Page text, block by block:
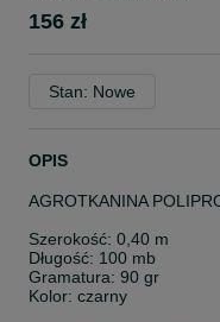
156 zł
Stan: Nowe
OPIS
AGROTKANINA
Szerokość: 0,40 m
Długość: 100 mb
Gramatura: 90 gr
Kolor: czarny